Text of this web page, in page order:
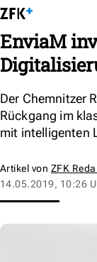
EnviaM
Der Chemnitzer
Rückgang im
mit intelligenten
Artikel von ZFK
14.05.2019, 10:26